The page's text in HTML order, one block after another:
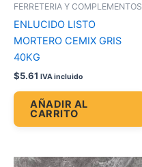
FERRETERIA Y COMPLEMENTOS
ENLUCIDO LISTO
MORTERO CEMIX GRIS
40KG
$5.61 IVA incluido
AÑADIR AL
CARRITO